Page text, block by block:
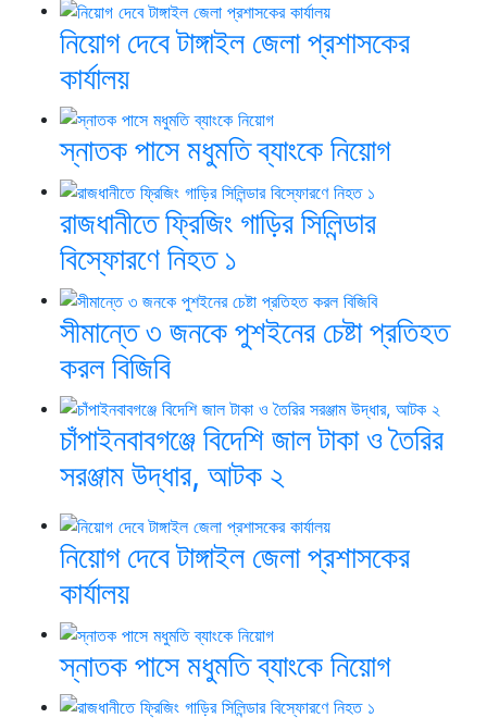
নিয়োগ দেবে টাঙ্গাইল জেলা প্রশাসকের
কার্যালয়
স্নাতক পাসে মধুমতি ব্যাংকে নিয়োগ
রাজধানীতে ফ্রিজিং গাড়ির সিলিন্ডার
বিস্ফোরণে নিহত ১
সীমান্তে ৩ জনকে পুশইনের চেষ্টা প্রতিহত
করল বিজিবি
চাঁপাইনবাবগঞ্জে বিদেশি জাল টাকা ও তৈরির
সরঞ্জাম উদ্ধার, আটক ২
নিয়োগ দেবে টাঙ্গাইল জেলা প্রশাসকের
কার্যালয়
স্নাতক পাসে মধুমতি ব্যাংকে নিয়োগ